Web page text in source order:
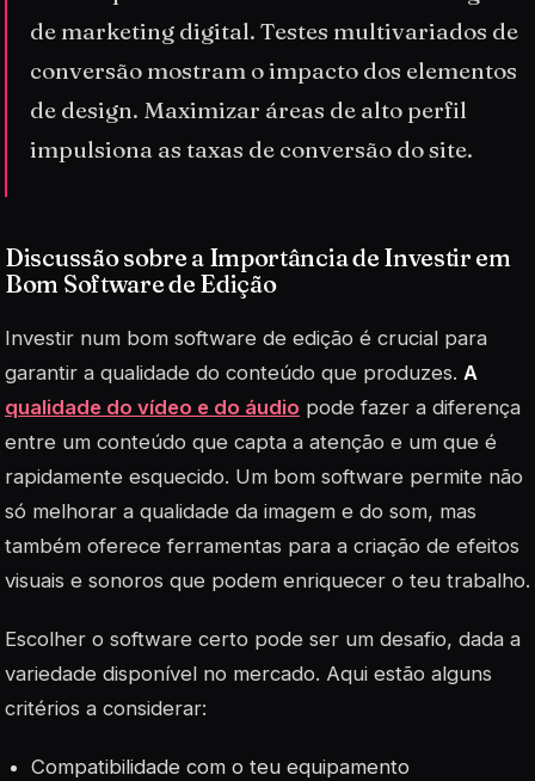
de marketing digital. Testes multivariados de
conversão mostram o impacto dos elementos
de design. Maximizar áreas de alto perfil
impulsiona as taxas de conversão do site.
Discussão sobre a Importância de Investir em
Bom Software de Edição
Investir num bom software de edição é crucial para
garantir a qualidade do conteúdo que produzes. A
qualidade do vídeo e do áudio pode fazer a diferença
entre um conteúdo que capta a atenção e um que é
rapidamente esquecido. Um bom software permite não
só melhorar a qualidade da imagem e do som, mas
também oferece ferramentas para a criação de efeitos
visuais e sonoros que podem enriquecer o teu trabalho.
Escolher o software certo pode ser um desafio, dada a
variedade disponível no mercado. Aqui estão alguns
critérios a considerar:
Compatibilidade com o teu equipamento